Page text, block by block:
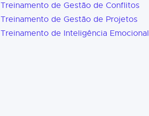
Treinamento de Gestão de Conflitos
Treinamento de Gestão de Projetos
Treinamento de Inteligência Emocional